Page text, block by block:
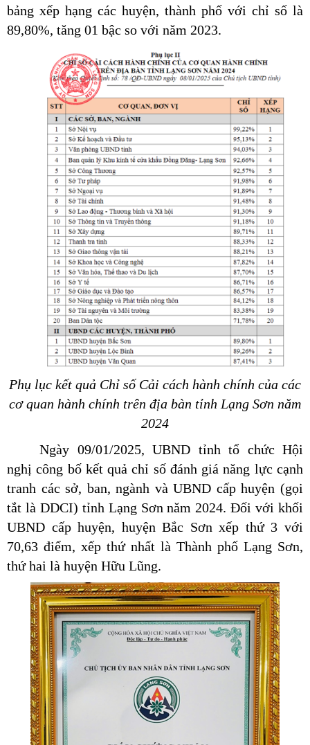
bảng xếp hạng các huyện, thành phố với chỉ số là
89,80%, tăng 01 bậc so với năm 2023.
Phụ lục kết quả Chỉ số Cải cách hành chính của các
cơ quan hành chính trên địa bàn tỉnh Lạng Sơn năm
2024
Ngày 09/01/2025, UBND tỉnh tổ chức Hội
nghị công bố kết quả chỉ số đánh giá năng lực cạnh
tranh các sở, ban, ngành và UBND cấp huyện (gọi
tắt là DDCI) tỉnh Lạng Sơn năm 2024. Đối với khối
UBND cấp huyện, huyện Bắc Sơn xếp thứ 3 với
70,63 điểm, xếp thứ nhất là Thành phố Lạng Sơn,
thứ hai là huyện Hữu Lũng.